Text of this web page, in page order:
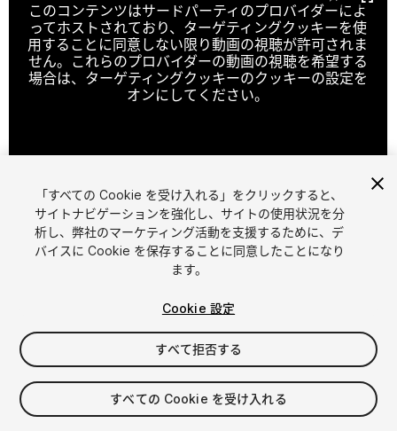
このコンテンツはサードパーティのプロバイダーによ
ってホストされており、ターゲティングクッキーを使
用することに同意しない限り動画の視聴が許可されま
せん。これらのプロバイダーの動画の視聴を希望する
場合は、ターゲティングクッキーのクッキーの設定を
オンにしてください。
1 /7
$8.99
消費税は決済時に計算されます
「すべての Cookie を受け入れる」をクリックすると、
サイトナビゲーションを強化し、サイトの使用状況を分
析し、弊社のマーケティング活動を支援するために、デ
バイスに Cookie を保存することに同意したことになり
ます。
Cookie 設定
すべて拒否する
すべての Cookie を受け入れる